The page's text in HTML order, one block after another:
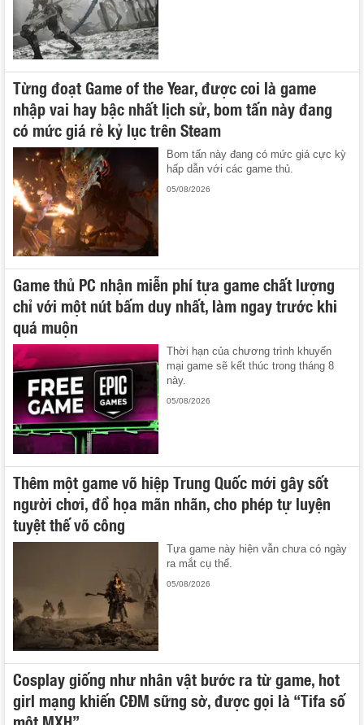
Từng đoạt Game of the Year, được coi là game
nhập vai hay bậc nhất lịch sử, bom tấn này đang
có mức giá rẻ kỷ lục trên Steam
Bom tấn này đang có mức giá cực kỳ
hấp dẫn với các game thủ.
05/08/2026
Game thủ PC nhận miễn phí tựa game chất lượng
chỉ với một nút bấm duy nhất, làm ngay trước khi
quá muộn
Thời hạn của chương trình khuyến
mại game sẽ kết thúc trong tháng 8
này.
05/08/2026
Thêm một game võ hiệp Trung Quốc mới gây sốt
người chơi, đồ họa mãn nhãn, cho phép tự luyện
tuyệt thế võ công
Tựa game này hiện vẫn chưa có ngày
ra mắt cụ thể.
05/08/2026
Cosplay giống như nhân vật bước ra từ game, hot
girl mạng khiến CĐM sững sờ, được gọi là “Tifa số